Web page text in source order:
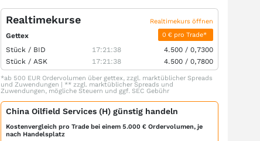
Realtimekurse Realtimekurs öffnen
Gettex 0 € pro Trade*
Stück / BID 17:21:38 4.500 / 0,7300
Stück / ASK 17:21:38 4.500 / 0,7800
*ab 500 EUR Ordervolumen über gettex, zzgl. marktüblicher Spreads
und Zuwendungen | ** zzgl. marktüblicher Spreads und
Zuwendungen, mögliche Steuern und ggf. SEC Gebühr
China Oilfield Services (H) günstig handeln
Kostenvergleich pro Trade bei einem 5.000 € Ordervolumen, je
nach Handelsplatz